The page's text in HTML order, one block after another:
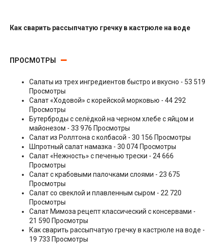
Как сварить рассыпчатую гречку в кастрюле на воде
ПРОСМОТРЫ
Салаты из трех ингредиентов быстро и вкусно - 53 519
Просмотры
Салат «Ходовой» с корейской морковью - 44 292
Просмотры
Бутерброды с селёдкой на черном хлебе с яйцом и
майонезом - 33 976 Просмотры
Салат из Роллтона с колбасой - 30 156 Просмотры
Шпротный салат намазка - 30 074 Просмотры
Салат «Нежность» с печенью трески - 24 666
Просмотры
Салат с крабовыми палочками слоями - 23 675
Просмотры
Салат со свеклой и плавленным сыром - 22 720
Просмотры
Салат Мимоза рецепт классический с консервами -
21 590 Просмотры
Как сварить рассыпчатую гречку в кастрюле на воде -
19 733 Просмотры